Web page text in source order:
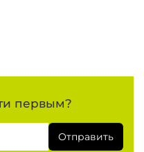
первым?
Отправить